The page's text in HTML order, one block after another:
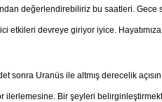
değerlendirebiliriz bu saatleri. Gece
etkileri devreye giriyor iyice.
sonra Uranüs ile altmış derecelik
ilerlemesine. Bir şeyleri